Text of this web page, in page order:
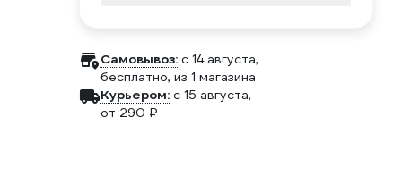
Самовывоз: c 14 августа,
бесплатно, из 1 магазина
Курьером: c 15 августа,
от 290 ₽